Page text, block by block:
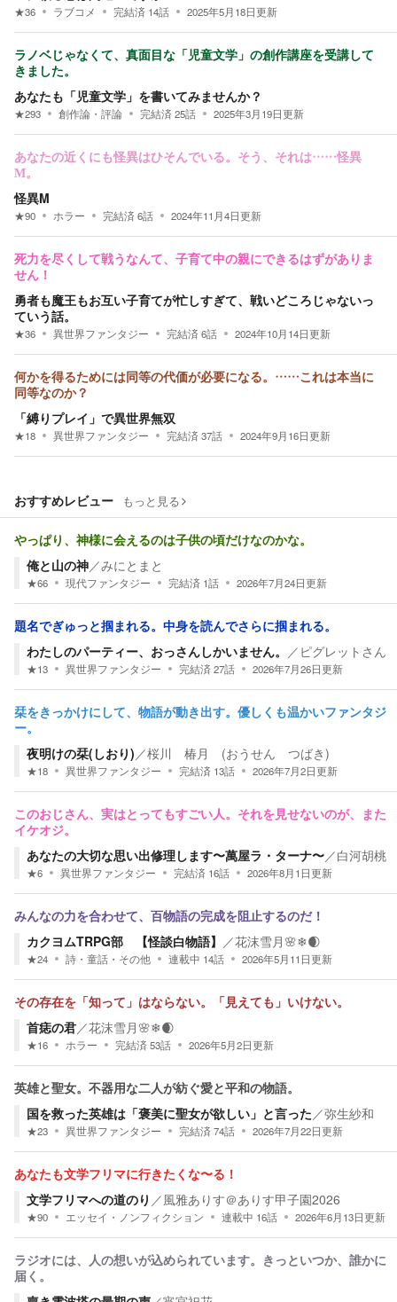
★36 ラブコメ 完結済 14話 2025年5月18日更新
ラノベじゃなくて、真面目な「児童文学」の創作講座を受講して
きました。
あなたも「児童文学」を書いてみませんか？
★293 創作論・評論 完結済25話 2025年3月19日更新
あなたの近くにも怪異はひそんでいる。そう、それは……怪異
M。
怪異M
★90 ホラー 完結済6話 2024年11月4日更新
死力を尽くして戦うなんて、子育て中の親にできるはずがありま
せん！
勇者も魔王もお互い子育てが忙しすぎて、戦いどころじゃないっ
ていう話。
★36 異世界ファンタジー 完結済6話 2024年10月14日更新
何かを得るためには同等の代価が必要になる。……これは本当に
同等なのか？
「縛りプレイ」で異世界無双
★18 異世界ファンタジー 完結済37話 2024年9月16日更新
おすすめレビュー もっと見る
やっぱり、神様に会えるのは子供の頃だけなのかな。
俺と山の神／みにとまと
★66 現代ファンタジー 完結済 1話 2026年7月24日更新
題名でぎゅっと掴まれる。中身を読んでさらに掴まれる。
わたしのパーティー、おっさんしかいません。 ／ ピグレットさん
★13 異世界ファンタジー 完結済27話 2026年7月26日更新
栞をきっかけにして、物語が動き出す。優しくも温かいファンタジ
ー。
夜明けの栞(しおり)／桜川 椿月 (おうせん つばき)
★18 異世界ファンタジー 完結済 13話 2026年7月2日更新
このおじさん、実はとってもすごい人。それを見せないのが、また
イケオジ。
あなたの大切な思い出修理します〜萬屋ラ・ターナ〜／白河胡桃
★6 異世界ファンタジー 完結済 16話 2026年8月1日更新
みんなの力を合わせて、百物語の完成を阻止するのだ！
カクヨムTRPG部 【怪談白物語】 ／花沫雪月🌸❄🌒
★24 詩・童話・その他 連載中 14話 2026年5月11日更新
その存在を「知って」はならない。「見えても」いけない。
首痣の君／花沫雪月🌸❄🌒
★16 ホラー 完結済53話 2026年5月2日更新
英雄と聖女。不器用な二人が紡ぐ愛と平和の物語。
国を救った英雄は「褒美に聖女が欲しい」と言った／弥生紗和
★23 異世界ファンタジー 完結済74話 2026年7月22日更新
あなたも文学フリマに行きたくな〜る！
文学フリマへの道のり ／風雅ありす＠ありす甲子園2026
★90 エッセイ・ノンフィクション 連載中 16話 2026年6月13日更新
ラジオには、人の想いが込められています。きっといつか、誰かに
届く。